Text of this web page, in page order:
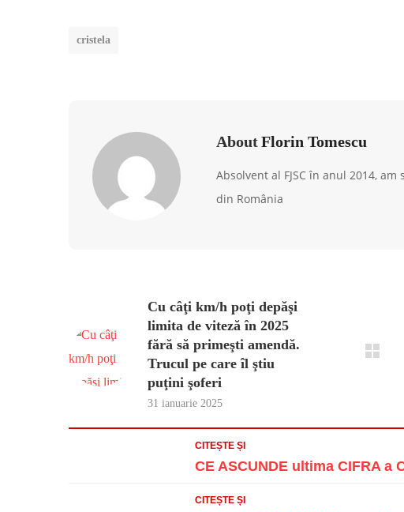
cristela
AboutFlorin Tomescu
Absolvent al FJSC în anul 2014,
din România
Cu câţi km/h poţi depăşi
limita de viteză în 2025
fără să primeşti amendă.
Trucul pe care îl ştiu
puţini şoferi
31 ianuarie 2025
CITEȘTE ȘI
CE ASCUNDE ultima CIFRA a
CITEȘTE ȘI